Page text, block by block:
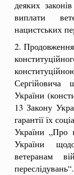
деяких
виплати
нацистських
2.
Сергійовича
України
13 Закону
гарантії їх
України „Про
України
ветеранам
переслідувань“.